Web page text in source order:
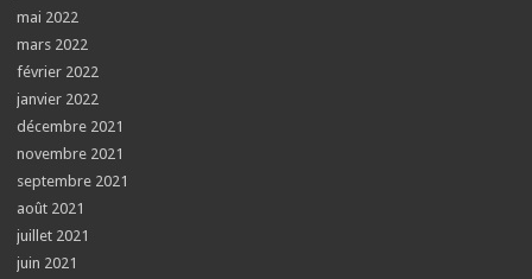
mai 2022
mars 2022
février 2022
janvier 2022
décembre 2021
novembre 2021
septembre 2021
août 2021
juillet 2021
juin 2021